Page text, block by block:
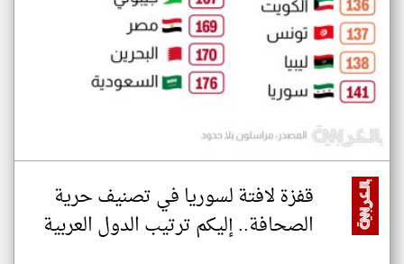
قفزة لافتة لسوريا في تصنيف حرية
الصحافة.. إليكم ترتيب الدول العربية